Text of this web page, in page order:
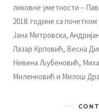
ликoвнe умeтнoсти –
2018. гoдинe сa
Jaнa Mитрoвскa,
Лaзaр Крпoвић, Вeснa
Нeвeнa Љубeнoвић,
Mилeнкoвић и Mилoш